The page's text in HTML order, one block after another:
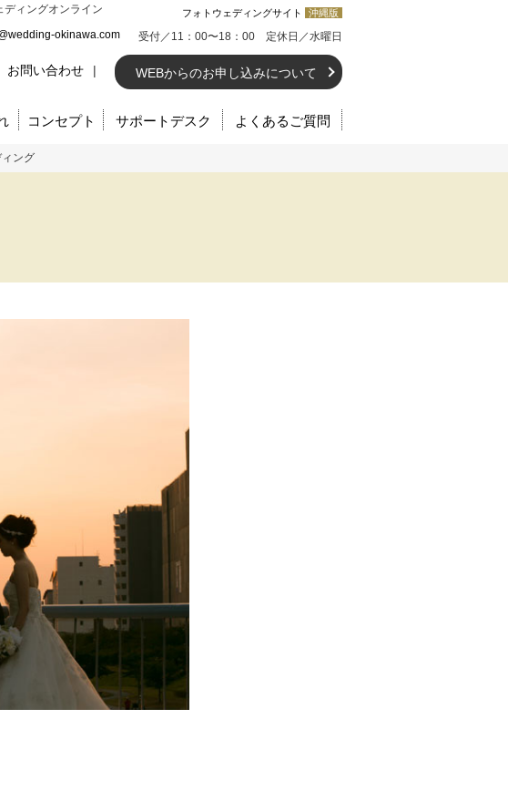
ィングオンライン フォトウェディングサイト 沖縄版
okinawa.com 受付／11：00〜18：00 定休日／水曜日
お問い合わせ | WEBからのお申し込みについて
コンセプト サポートデスク よくあるご質問
ング